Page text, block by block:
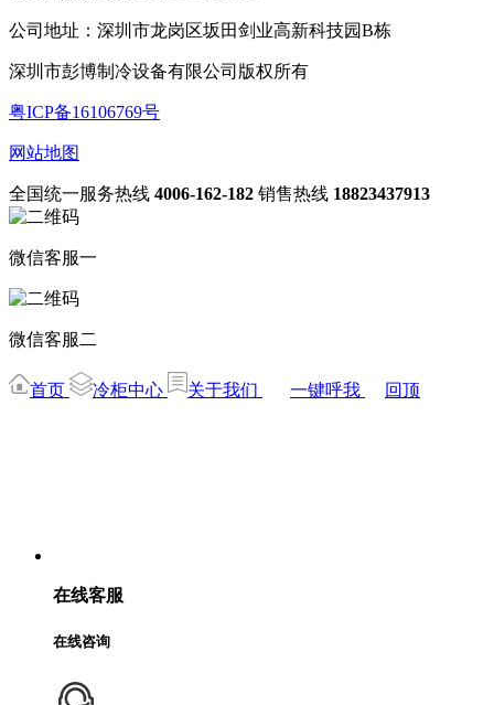
公司地址：深圳市龙岗区坂田剑业高新科技园B栋
深圳市彭博制冷设备有限公司版权所有
粤ICP备16106769号
网站地图
全国统一服务热线 4006-162-182 销售热线 18823437913
微信客服一
微信客服二
首页 冷柜中心 关于我们 一键呼我 回顶
在线客服
在线咨询